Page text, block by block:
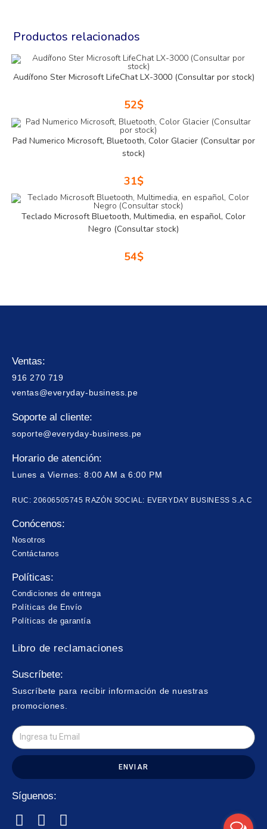
Productos relacionados
Audífono Ster Microsoft LifeChat LX-3000 (Consultar por stock)
52$
Pad Numerico Microsoft, Bluetooth, Color Glacier (Consultar por
stock)
31$
Teclado Microsoft Bluetooth, Multimedia, en español, Color
Negro (Consultar stock)
54$
Ventas:
916 270 719
ventas@everyday-business.pe
Soporte al cliente:
soporte@everyday-business.pe
Horario de atención:
Lunes a Viernes: 8:00 AM a 6:00 PM
RUC: 20606505745 RAZÓN SOCIAL: EVERYDAY BUSINESS S.A.C
Conócenos:
Nosotros
Contáctanos
Políticas:
Condiciones de entrega
Políticas de Envío
Políticas de garantía
Libro de reclamaciones
Suscríbete:
Suscríbete para recibir información de nuestras
promociones.
ENVIAR
Síguenos: